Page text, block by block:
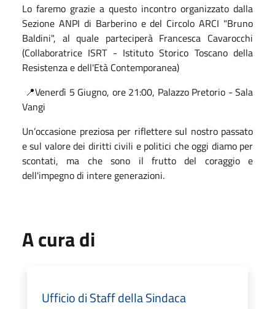
Lo faremo grazie a questo incontro organizzato dalla
Sezione ANPI di Barberino e del Circolo ARCI "Bruno
Baldini", al quale parteciperà Francesca Cavarocchi
(Collaboratrice ISRT - Istituto Storico Toscano della
Resistenza e dell'Età Contemporanea)
📍Venerdì 5 Giugno, ore 21:00, Palazzo Pretorio - Sala
Vangi
Un’occasione preziosa per riflettere sul nostro passato
e sul valore dei diritti civili e politici che oggi diamo per
scontati, ma che sono il frutto del coraggio e
dell'impegno di intere generazioni.
A cura di
Ufficio di Staff della Sindaca